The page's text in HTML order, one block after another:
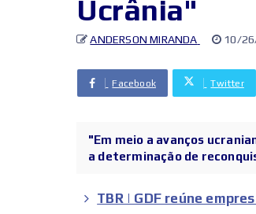
Ucrânia"
ANDERSON MIRANDA 10/
Facebook Twitter
"Em meio a avanços
a determinação de
TBR | GDF reúne